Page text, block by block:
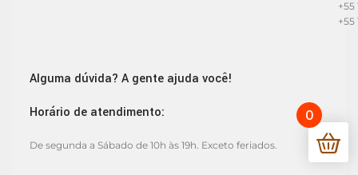
+55
+55
Alguma dúvida? A gente ajuda você!
Horário de atendimento:
De segunda a Sábado de 10h às 19h. Exceto feriados.
0